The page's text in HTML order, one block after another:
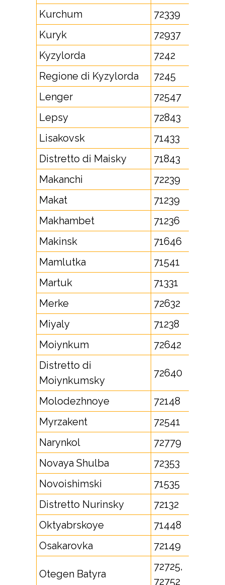
Kurchum
72339
Kuryk
72937
Kyzylorda
7242
Regione di Kyzylorda
7245
Lenger
72547
Lepsy
72843
Lisakovsk
71433
Distretto di Maisky
71843
Makanchi
72239
Makat
71239
Makhambet
71236
Makinsk
71646
Mamlutka
71541
Martuk
71331
Merke
72632
Miyaly
71238
Moiynkum
72642
Distretto di
Moiynkumsky
72640
Molodezhnoye
72148
Myrzakent
72541
Narynkol
72779
Novaya Shulba
72353
Novoishimski
71535
Distretto Nurinsky
72132
Oktyabrskoye
71448
Osakarovka
72149
Otegen Batyra
72725,
72752